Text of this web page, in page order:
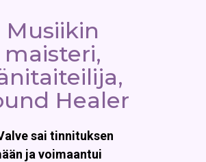
Musiikin
maisteri,
Healer
sai tinnituksen
ja voimaantui